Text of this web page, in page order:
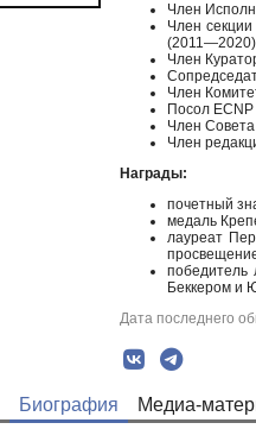
Член
Член
Член
Член
Посол ECNP
Член Совета
Член
Награды:
почетный
медаль
лауреат
победитель
Беккером и
Дата последнего
Биография Медиа-